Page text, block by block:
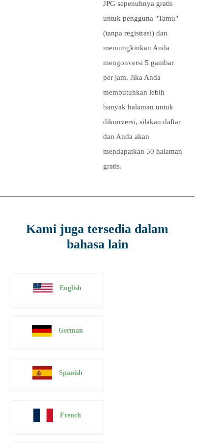
JPG sepenuhnya gratis
untuk pengguna "Tamu"
(tanpa registrasi) dan
memungkinkan Anda
mengonversi 5 gambar
per jam. Jika Anda
membutuhkan lebih
banyak halaman untuk
dikonversi, silakan daftar
dan Anda akan
mendapatkan 50 halaman
gratis.
Kami juga tersedia dalam
bahasa lain
English
German
Spanish
French